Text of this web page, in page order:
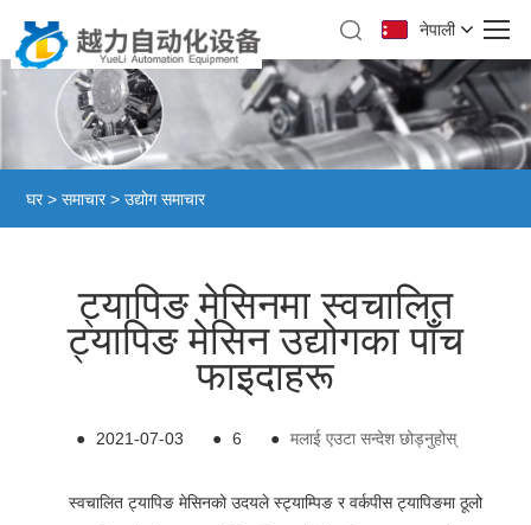
नेपाली
घर > समाचार>उद्योग समाचार
ट्यापिङ मेसिनमा स्वचालित
ट्यापिङ मेसिन उद्योगका पाँच
फाइदाहरू
● 2021-07-03 ● 6 ● मलाई एउटा सन्देश छोड्नुहोस्
स्वचालित ट्यापिङ मेसिनको उदयले स्ट्याम्पिङ र वर्कपीस ट्यापिङमा ठूलो